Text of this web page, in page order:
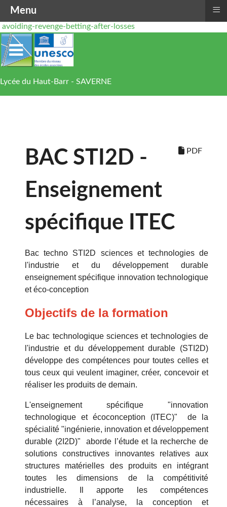
avoiding-revenge-betting-after-losses
Lycée du Haut-Barr - SAVERNE
PDF
BAC STI2D -
Enseignement
spécifique ITEC
Bac techno STI2D sciences et technologies de
l'industrie et du développement durable
enseignement spécifique innovation technologique
et éco-conception
Objectifs de la formation
Le bac technologique sciences et technologies de
l'industrie et du développement durable (STI2D)
développe des compétences pour toutes celles et
tous ceux qui veulent imaginer, créer, concevoir et
réaliser les produits de demain.
L'enseignement spécifique "innovation
technologique et écoconception (ITEC)" de la
spécialité "ingénierie, innovation et développement
durable (2I2D)" aborde l’étude et la recherche de
solutions constructives innovantes relatives aux
structures matérielles des produits en intégrant
toutes les dimensions de la compétitivité
industrielle. Il apporte les compétences
nécessaires à l’analyse, la conception et
Menu ≡